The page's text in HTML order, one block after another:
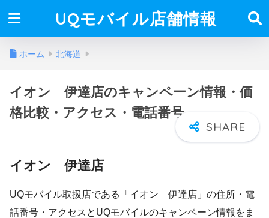
UQモバイル店舗情報
ホーム 北海道
イオン 伊達店のキャンペーン情報・価
格比較・アクセス・電話番号
イオン 伊達店
UQモバイル取扱店である「イオン 伊達店」の住所・電
話番号・アクセスとUQモバイルのキャンペーン情報をま